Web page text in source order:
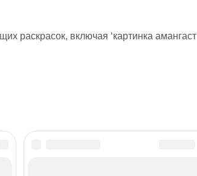
раскрасок, включая ‘картинка амангаст